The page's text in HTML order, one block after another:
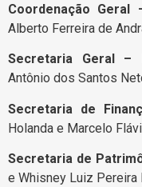
Coordenação Geral
Alberto Ferreira de
Secretaria Geral –
Antônio dos Santos
Secretaria de
Holanda e Marcelo
Secretaria de
e Whisney Luiz